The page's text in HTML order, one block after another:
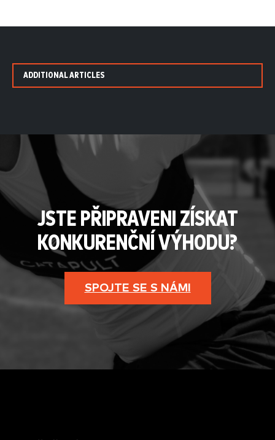
ADDITIONAL ARTICLES
JSTE PŘIPRAVENI ZÍSKAT
KONKURENČNÍ VÝHODU?
SPOJTE SE S NÁMI